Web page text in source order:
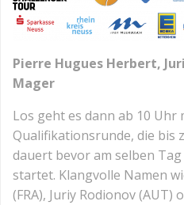
Pierre Hugues Herbert,
Mager
Los geht es dann ab 10 Uhr
Qualifikationsrunde, die bis
dauert bevor am selben
startet. Klangvolle Namen
(FRA), Juriy Rodionov (AUT)